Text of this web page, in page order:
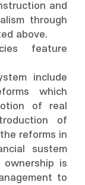
and
through
above.
feature
include
which
of real
of
reforms in
sustem
ownership is
to